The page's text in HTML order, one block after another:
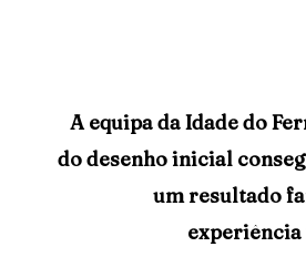
A equipa da Idade do
do desenho inicial
um resultado